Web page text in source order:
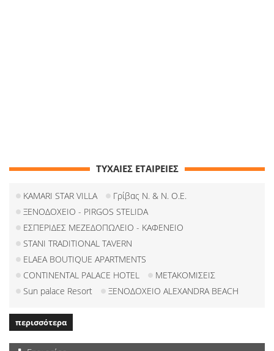
ΤΥΧΑΙΕΣ ΕΤΑΙΡΕΙΕΣ
KAMARI STAR VILLA
Γρίβας Ν. & Ν. Ο.Ε.
ΞΕΝΟΔΟΧΕΙΟ - PIRGOS STELIDA
ΕΣΠΕΡΙΔΕΣ ΜΕΖΕΔΟΠΩΛΕΙΟ - ΚΑΦΕΝΕΙΟ
STANI TRADITIONAL TAVERN
ELAEA BOUTIQUE APARTMENTS
CONTINENTAL PALACE HOTEL
ΜΕΤΑΚΟΜΙΣΕΙΣ
Sun palace Resort
ΞΕΝΟΔΟΧΕΙΟ ALEXANDRA BEACH
περισσότερα